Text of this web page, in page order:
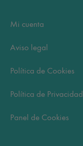
Mi cuenta
Aviso legal
Política de Cookies
Política de Privacidad
Panel de Cookies